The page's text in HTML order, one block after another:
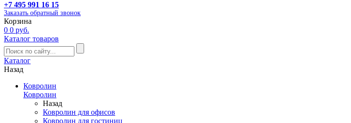
+7 495 991 16 15
Заказать обратный звонок
Корзина
0 0 руб.
Каталог товаров
Каталог
Назад
Ковролин
Ковролин
Назад
Ковролин для офисов
Ковролин для гостиниц